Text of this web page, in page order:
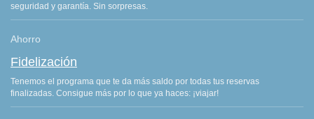
seguridad y garantía. Sin sorpresas.
Ahorro
Fidelización
Tenemos el programa que te da más saldo por todas tus reservas
finalizadas. Consigue más por lo que ya haces: ¡viajar!